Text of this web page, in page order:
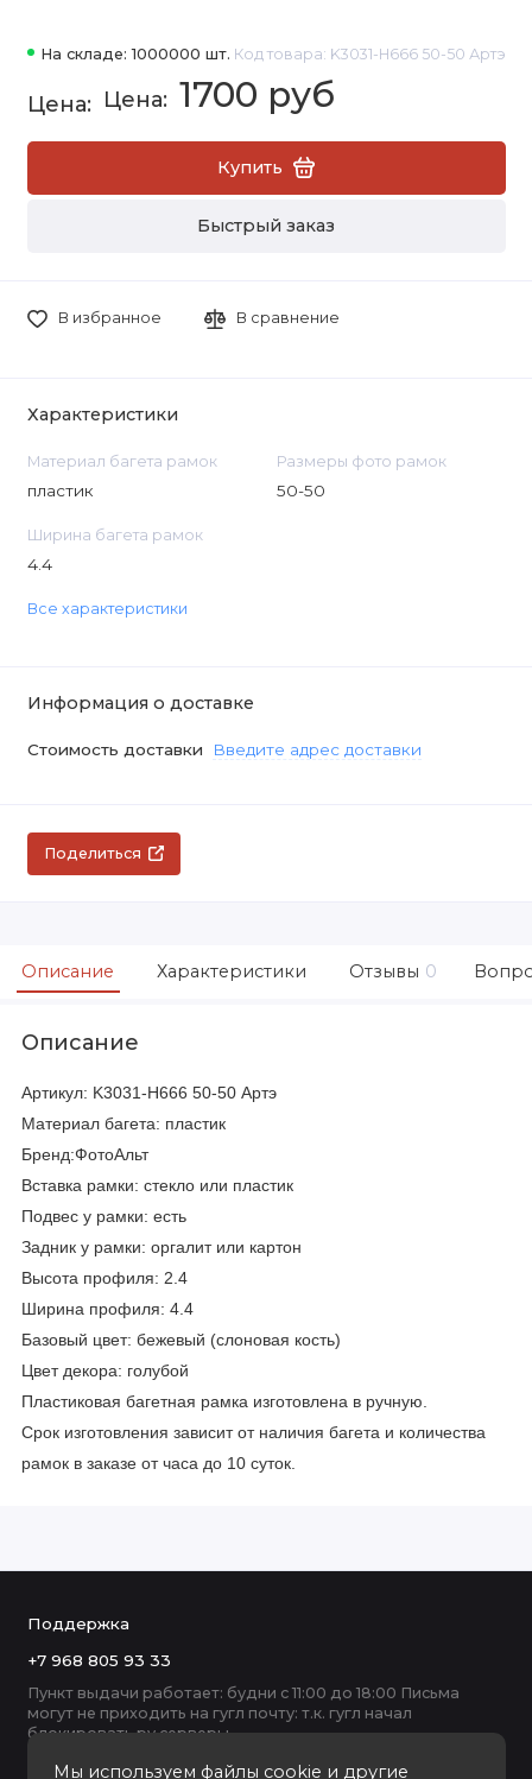
На складе: 1000000 шт. Код товара: K3031-H666 50-50 Артэ
1700 руб
Купить
Быстрый заказ
В избранное В сравнение
Характеристики
Материал багета рамок
пластик
Размеры фото рамок
50-50
Ширина багета рамок
4.4
Все характеристики
Информация о доставке
Стоимость доставки Введите адрес доставки
Поделиться
Описание Характеристики Отзывы 0
Описание
Артикул: K3031-H666 50-50 Артэ
Материал багета: пластик
Бренд:ФотоАльт
Вставка рамки: стекло или пластик
Подвес у рамки: есть
Задник у рамки: оргалит или картон
Высота профиля: 2.4
Ширина профиля: 4.4
Базовый цвет: бежевый (слоновая кость)
Цвет декора: голубой
Пластиковая багетная рамка изготовлена в ручную.
Срок изготовления зависит от наличия багета и количества
рамок в заказе от часа до 10 суток.
Мы используем файлы cookie и другие
Поддержка
+7 968 805 93 33
Пункт выдачи работает: будни с 11:00 до 18:00 Письма
могут не приходить на гугл почту: т.к. гугл начал
блокировать ру серверы